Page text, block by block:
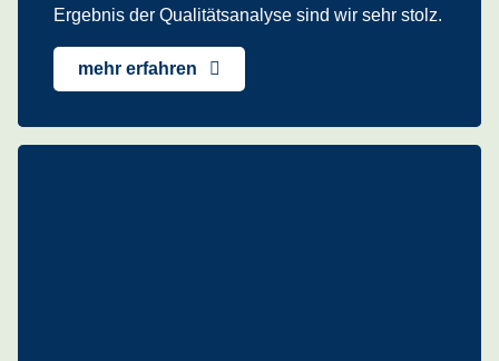
Ergebnis der Qualitätsanalyse sind wir sehr stolz.
mehr erfahren